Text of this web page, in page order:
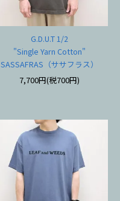
G.D.U.T 1/2
"Single Yarn Cotton"
SASSAFRAS（ササフラス）
7,700円(税700円)